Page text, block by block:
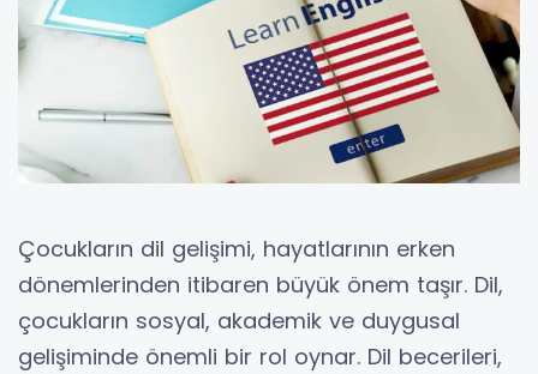
Çocukların dil gelişimi, hayatlarının erken
dönemlerinden itibaren büyük önem taşır. Dil,
çocukların sosyal, akademik ve duygusal
gelişiminde önemli bir rol oynar. Dil becerileri,